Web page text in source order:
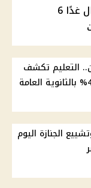
البحوث الفلكية تحسم مزاعم وقوع زلزال غدًا 6
التعليم تكشف
الجنازة اليوم